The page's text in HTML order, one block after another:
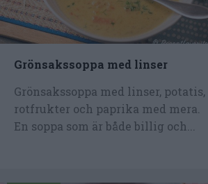
Grönsakssoppa med linser
Grönsakssoppa med linser, potatis,
rotfrukter och paprika med mera.
En soppa som är både billig och...